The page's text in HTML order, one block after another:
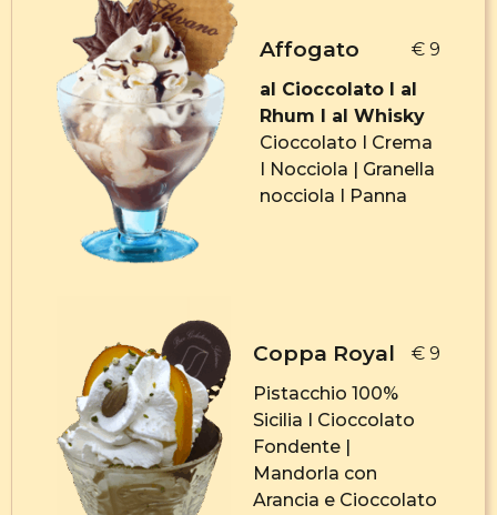
Affogato
€ 9
al Cioccolato I al
Rhum I al Whisky
Cioccolato I Crema
I Nocciola | Granella
nocciola I Panna
Coppa Royal
€ 9
Pistacchio 100%
Sicilia I Cioccolato
Fondente |
Mandorla con
Arancia e Cioccolato